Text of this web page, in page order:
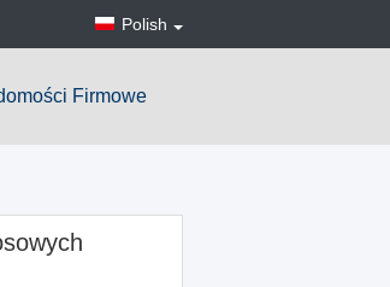
Polish
Firmowe